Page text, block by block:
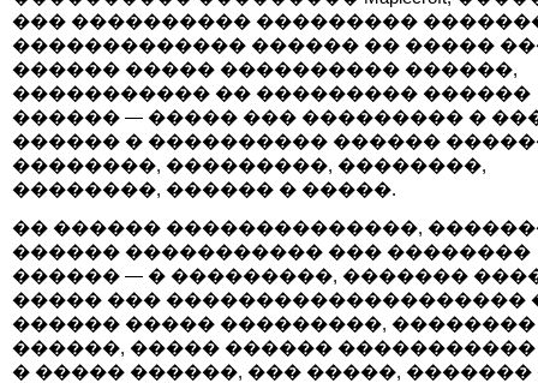
��� ���������� ���������
������������� ������ �� �����
������ ����� ���������� ������,
����������� �� ��������� ������
������ — ����� ��� ��������� �
������ � ���������� ������
��������, ���������, ��������,
��������, ������ � �����.
�� ������ ��������������,
������ ����������� ��� ��������
������ — � ���������, �������
����� ��� ��������������������
������ ����� ���������, ��������
������, ����� ������
� ����� ������, ��� �����, �������